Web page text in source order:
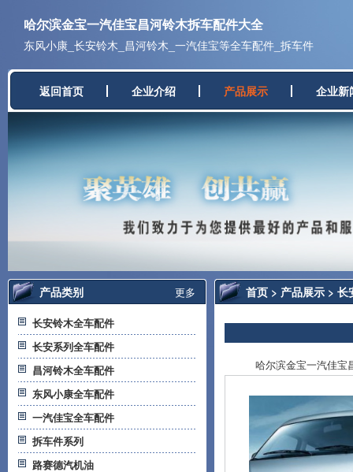
哈尔滨金宝一汽佳宝昌河铃木拆车配件大全
东风小康_长安铃木_昌河铃木_一汽佳宝等全车配件_拆车件
返回首页 企业介绍 产品展示 企业新
更多
产品类别
长安铃木全车配件
长安系列全车配件
昌河铃木全车配件
东风小康全车配件
一汽佳宝全车配件
拆车件系列
路赛德汽机油
首页 > 产品展示 > 长
哈尔滨金宝一汽佳宝